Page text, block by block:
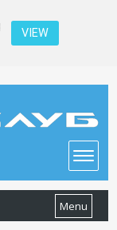
VIEW
Menu